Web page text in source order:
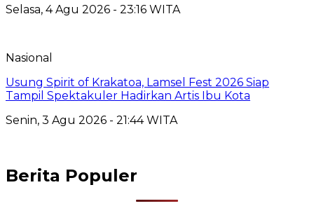
Selasa, 4 Agu 2026 - 23:16 WITA
Nasional
Usung Spirit of Krakatoa, Lamsel Fest 2026 Siap
Tampil Spektakuler Hadirkan Artis Ibu Kota
Senin, 3 Agu 2026 - 21:44 WITA
Berita Populer